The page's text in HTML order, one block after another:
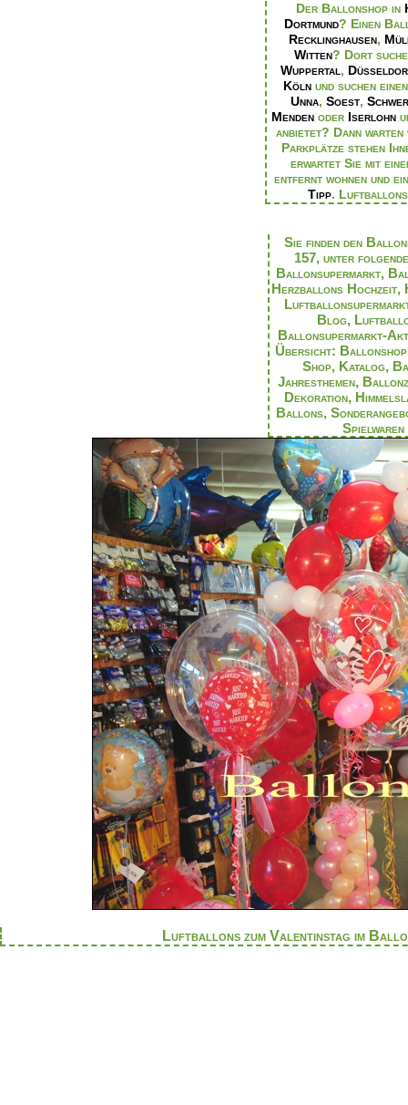
Der Ballonshop in
Dortmund? Einen
Recklinghausen,
Witten? Dort
Wuppertal,
Kölnund suchen
Unna, Soest,
Menden oder Iserlohn
anbietet? Dann
Parkplätze stehen
erwartet Sie mit
entfernt wohnen und
Tipp. Luftballons
Sie finden den
157, unter
Ballonsupermarkt,
Herzballons Hochzeit,
Blog,
Ballonsupermarkt-
Übersicht:
Shop, Katalog,
Jahresthemen,
Dekoration,
Ballons,
Spielwaren
Luftballons zum Valentinstag im